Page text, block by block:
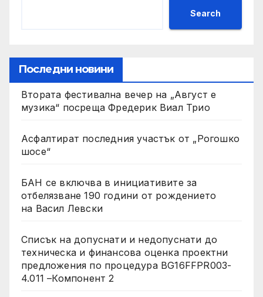
Search
Последни новини
Втората фестивална вечер на „Август е
музика“ посреща Фредерик Виал Трио
Асфалтират последния участък от „Рогошко
шосе“
БАН се включва в инициативите за
отбелязване 190 години от рождението
на Васил Левски
Списък на допуснати и недопуснати до
техническа и финансова оценка проектни
предложения по процедура BG16FFPR003-
4.011 –Компонент 2